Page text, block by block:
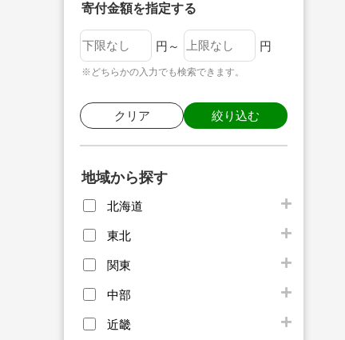
寄付金額を指定する
円～ 円
※どちらかの入力でも検索できます。
クリア 絞り込む
地域から探す
北海道
東北
関東
中部
近畿